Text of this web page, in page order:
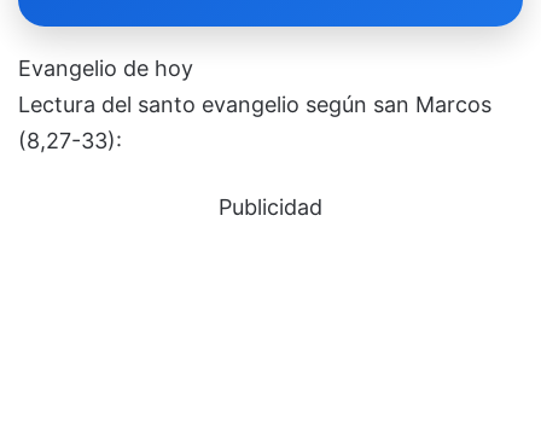
Evangelio de hoy
Lectura del santo evangelio según san Marcos
(8,27-33):
Publicidad